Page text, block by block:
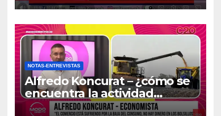
NOTAS-ENTREVISTAS
Alfredo Koncurat – ¿cómo se
encuentra la actividad
económica del país?